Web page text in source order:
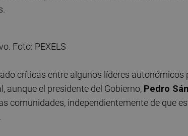
críticas entre algunos líderes
aunque el presidente del Gobierno, Pedro
comunidades, independientemente de que